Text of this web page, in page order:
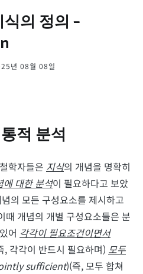
의 정의 –
년 08월 08일
적 분석
학자들은 지식의 개념을 명확히
에 대한 분석이 필요하다고 보았
의 모든 구성요소를 제시하고
때 개념의 개별 구성요소들은 분
어 각각이 필요조건이면서
, 각각이 반드시 필요하며) 모두
sufficient)(즉, 모두 합쳐